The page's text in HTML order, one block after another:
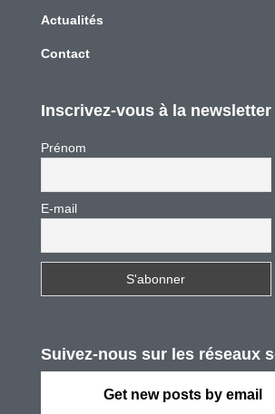
Actualités
Contact
Inscrivez-vous à la newsletter
Prénom
E-mail
Suivez-nous sur les réseaux
Get new posts by email